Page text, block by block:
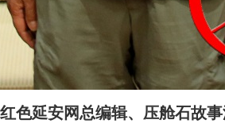
红色延安网总编辑、压舱石故